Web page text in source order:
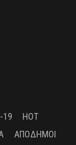
19
HOT
ΑΠΌΔΗΜΟΙ